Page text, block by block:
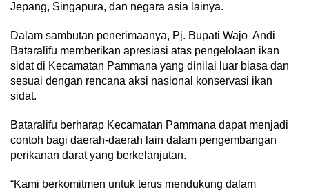
Jepang, Singapura, dan negara asia lainya.
Dalam sambutan penerimaanya, Pj. Bupati Wajo Andi
Bataralifu memberikan apresiasi atas pengelolaan ikan
sidat di Kecamatan Pammana yang dinilai luar biasa dan
sesuai dengan rencana aksi nasional konservasi ikan
sidat.
Bataralifu berharap Kecamatan Pammana dapat menjadi
contoh bagi daerah-daerah lain dalam pengembangan
perikanan darat yang berkelanjutan.
“Kami berkomitmen untuk terus mendukung dalam